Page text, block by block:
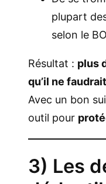
plupart
selon le
Résultat : plus
qu’il ne faudrait
Avec un bon
outil pour
3) Les